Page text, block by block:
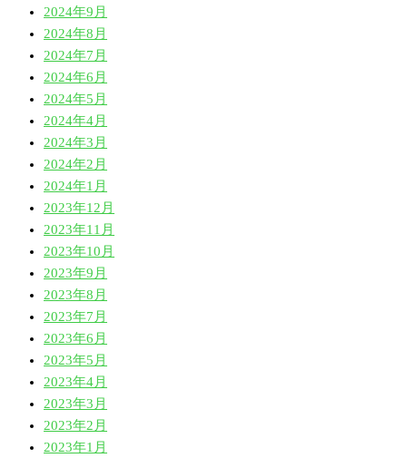
2024年9月
2024年8月
2024年7月
2024年6月
2024年5月
2024年4月
2024年3月
2024年2月
2024年1月
2023年12月
2023年11月
2023年10月
2023年9月
2023年8月
2023年7月
2023年6月
2023年5月
2023年4月
2023年3月
2023年2月
2023年1月